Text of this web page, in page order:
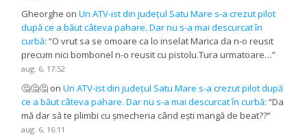
Gheorghe onUn ATV-ist din județul Satu Mare s-a crezut pilot
după ce a băut câteva pahare. Dar nu s-a mai descurcat în
curbă: “O vrut sa se omoare ca lo inselat Marica da n-o reusit
precum nici bombonel n-o reusit cu pistolu.Tura urmatoare…”
aug. 6, 17:52
🤔🤔🤔 onUn ATV-ist din județul Satu Mare s-a crezut pilot după
ce a băut câteva pahare. Dar nu s-a mai descurcat în curbă: “Da
mă dar să te plimbi cu șmecheria când ești mangă de beat??”
aug. 6, 16:11